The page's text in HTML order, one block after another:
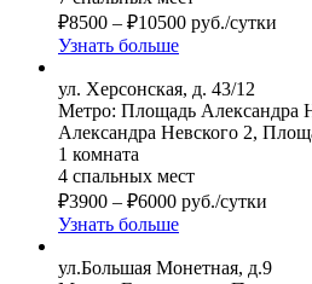
₽8500 – ₽10500 руб./сутки
Узнать больше
ул. Херсонская, д. 43/12
Метро: Площадь Александра
Александра Невского 2,
1 комната
4 спальных мест
₽3900 – ₽6000 руб./сутки
Узнать больше
ул.Большая Монетная, д.9